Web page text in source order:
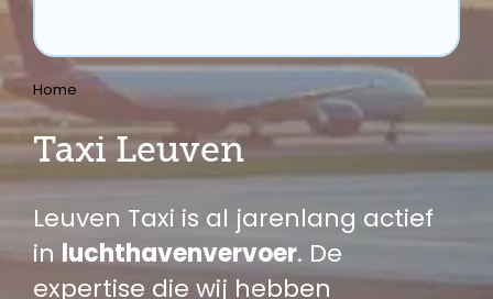
Home
Taxi Leuven
Leuven Taxi is al jarenlang actief
in luchthavenvervoer. De
expertise die wij hebben